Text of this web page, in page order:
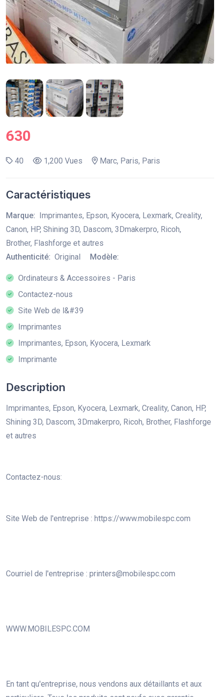
630
40 1,200 Vues Marc, Paris, Paris
Caractéristiques
Marque: Imprimantes, Epson, Kyocera, Lexmark, Creality,
Canon, HP, Shining 3D, Dascom, 3Dmakerpro, Ricoh,
Brother, Flashforge et autres
Authenticité: Original Modèle:
Ordinateurs & Accessoires - Paris
Contactez-nous
Site Web de l&#39
Imprimantes
Imprimantes, Epson, Kyocera, Lexmark
Imprimante
Description
Imprimantes, Epson, Kyocera, Lexmark, Creality, Canon, HP,
Shining 3D, Dascom, 3Dmakerpro, Ricoh, Brother, Flashforge
et autres
Contactez-nous:
Site Web de l'entreprise : https://www.mobilespc.com
Courriel de l'entreprise : printers@mobilespc.com
WWW.MOBILESPC.COM
En tant qu'entreprise, nous vendons aux détaillants et aux